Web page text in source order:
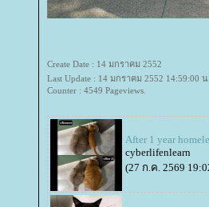
Create Date : 14 มกราคม 2552
Last Update : 14 มกราคม 2552 14:59:00 น.
Counter : 4549 Pageviews.
After 1 year
cyberlifenlearn
(27 ก.ค. 2569